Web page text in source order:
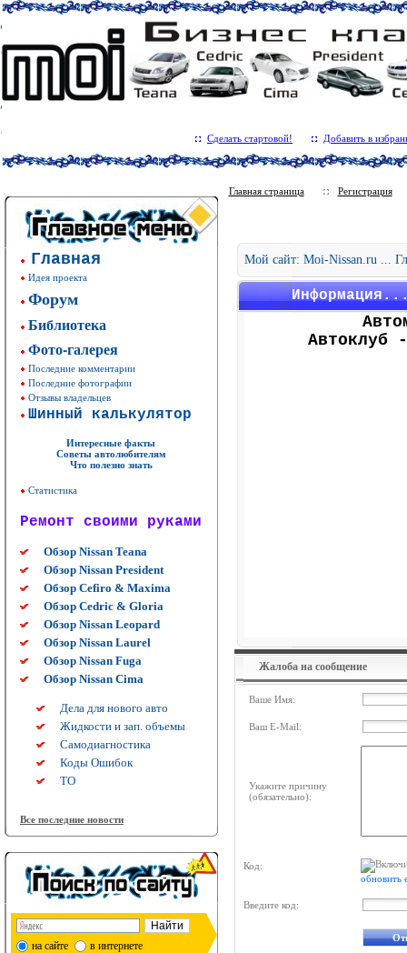
Сделать стартовой! Добавить в
Главная
Идея проекта
Форум
Библиотека
Фото-галерея
Последние комментарии
Последние фотографии
Отзывы владельцев
Шинный калькулятор
Интересные факты
Советы автолюбителям
Что полезно знать
Статистика
Ремонт своими руками
Обзор Nissan Teana
Обзор Nissan President
Обзор Cefiro & Maxima
Обзор Cedric & Gloria
Обзор Nissan Leopard
Обзор Nissan Laurel
Обзор Nissan Fuga
Обзор Nissan Cima
Дела для нового авто
Жидкости и зап. объемы
Самодиагностика
Коды Ошибок
ТО
Все последние новости
на сайте в интернете
Главная страница Регистрация
Мой сайт: Moi-Nissan.ru ...
Автоклуб
Жалоба на сообщение
Ваше Имя:
Ваш E-Mail:
Укажите причину
(обязательно):
Код:
обновить
Введите код: